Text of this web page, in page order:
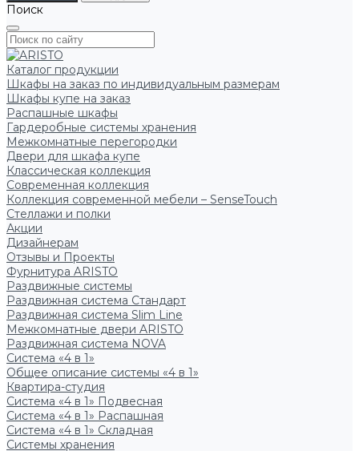
Поиск
Каталог продукции
Шкафы на заказ по индивидуальным размерам
Шкафы купе на заказ
Распашные шкафы
Гардеробные системы хранения
Межкомнатные перегородки
Двери для шкафа купе
Классическая коллекция
Современная коллекция
Коллекция современной мебели – SenseTouch
Стеллажи и полки
Акции
Дизайнерам
Отзывы и Проекты
Фурнитура ARISTO
Раздвижные системы
Раздвижная система Стандарт
Раздвижная система Slim Line
Межкомнатные двери ARISTO
Раздвижная система NOVA
Система «4 в 1»
Общее описание системы «4 в 1»
Квартира-студия
Система «4 в 1» Подвесная
Система «4 в 1» Распашная
Система «4 в 1» Складная
Системы хранения